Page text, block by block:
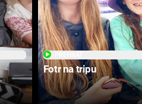
Fotr na tripu